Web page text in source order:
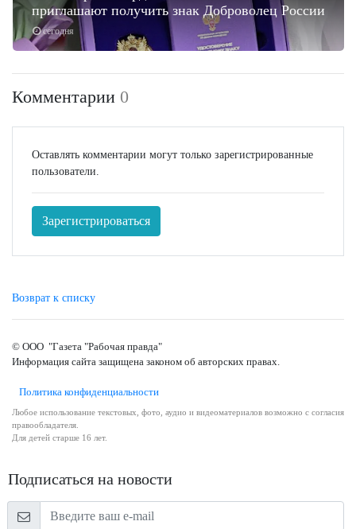
сегодня
приглашают получить знак Доброволец России
Комментарии 0
Оставлять комментарии могут только зарегистрированные
пользователи.
Зарегистрироваться
Возврат к списку
© ООО "Газета "Рабочая правда"
Информация сайта защищена законом об авторских правах.
Политика конфиденциальности
Любое использование текстовых, фото, аудио и видеоматериалов возможно с согласия
правообладателя.
Для детей старше 16 лет.
Подписаться на новости